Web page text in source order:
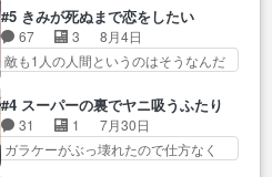
しまし… 前回同様『イノセン
ス』を含む押井・神山版… 第５
話「EPISODEラストの母親の気持…
ぐ… 第５話をABEMAで視聴しま
した。視聴に… 復讐に燃える吸
血鬼兄弟の弟ですいいキャラ…
皇帝… ウサギ好きそうな王女殿
下がかわいい。幼馴… ついに始
まった狩猟祭。エルナの活躍で上
位…
いと思ってた(無くて… 見た目は
気品溢れてるのに中身は…美緒マ
マ… テーマ：格ゲー大会に行く
には？感想は、美… 大会を前に
本… 東京で開催される格ゲー大
会に参加すること… Japanに向け
て外泊届にサインをもらっ… 長
#5 きみが死ぬまで恋をしたい
67 3
8月4日
敵も1人の人間というのはそうなんだ
どういう意味だろうな… ミミを
人間に戻して欲しいでも自分達が代
わ… ご視聴ありがとうございま
した見るたびに切… 誰かと思っ
#4 スーパーの裏でヤニ吸うふたり
31 1
7月30日
ガラケーがぶっ壊れたので仕方なく